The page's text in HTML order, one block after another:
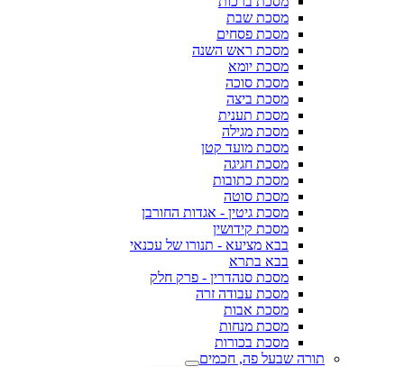
מסכת שבת
מסכת פסחים
מסכת ראש השנה
מסכת יומא
מסכת סוכה
מסכת ביצה
מסכת תענית
מסכת מגילה
מסכת מועד קטן
מסכת חגיגה
מסכת כתובות
מסכת סוטה
מסכת גיטין - אגדות החורבן
מסכת קידושין
בבא מציעא - תנורו של עכנאי
בבא בתרא
מסכת סנהדרין - פרק חלק
מסכת עבודה זרה
מסכת אבות
מסכת מנחות
מסכת בכורות
תורה שבעל פה, חכמים